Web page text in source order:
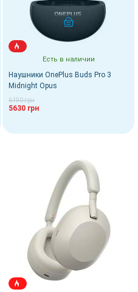
Есть в наличии
Наушники OnePlus Buds Pro 3
Midnight Opus
6190 грн
5630 грн
КУПИТЬ